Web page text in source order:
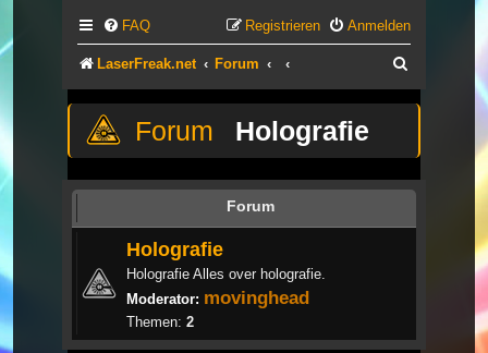
FAQ Anmelden
Registrieren
LaserFreak.net Forum
Holografie
Forum
Holografie
Holografie Alles over holografie.
Moderator: movinghead
Themen: 2